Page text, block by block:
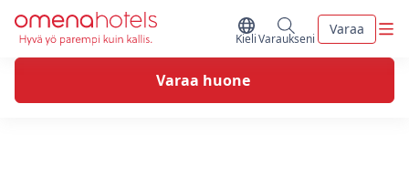
Skip to content
Vaihda kieltä
Kieli Minun varaukseni
Varaukseni
Varaa
Varaa huone